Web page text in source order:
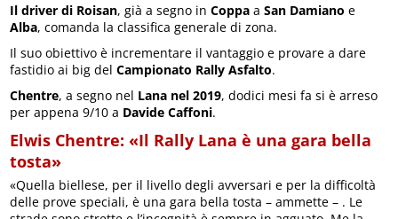
Il driver di Roisan, già a segno inCoppa aSan Damiano e
Alba, comanda la classifica generale di zona.
Il suo obiettivo è incrementare il vantaggio e provare a dare
fastidio ai big delCampionato Rally Asfalto.
Chentre, a segno nel Lana nel 2019, dodici mesi fa si è arreso
per appena 9/10 a Davide Caffoni.
Elwis Chentre: «Il Rally Lana è una gara bella
tosta»
«Quella biellese, per il livello degli avversari e per la difficoltà
delle prove speciali, è una gara bella tosta – ammette – . Le